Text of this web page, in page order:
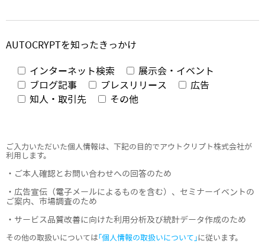
AUTOCRYPTを知ったきっかけ
インターネット検索
展示会・イベント
ブログ記事
プレスリリース
広告
知人・取引先
その他
ご入力いただいた個人情報は、下記の目的でアウトクリプト株式会社が
利用します。
・ご本人確認とお問い合わせへの回答のため
・広告宣伝（電子メールによるものを含む）、セミナーイベントの
ご案内、市場調査のため
・サービス品質改善に向けた利用分析及び統計データ作成のため
その他の取扱いについては「個人情報の取扱いについて」に従います。